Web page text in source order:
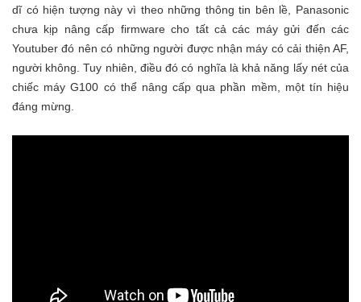
dĩ có hiện tượng này vì theo những thông tin bên lề, Panasonic
chưa kịp nâng cấp firmware cho tất cả các máy gửi đến các
Youtuber đó nên có những người được nhận máy có cải thiện AF,
người không. Tuy nhiên, điều đó có nghĩa là khả năng lấy nét của
chiếc máy G100 có thể nâng cấp qua phần mềm, một tín hiệu
đáng mừng.